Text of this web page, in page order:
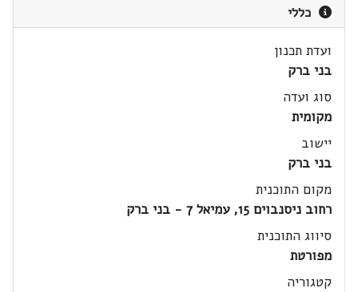
כללי
ועדת תכנון
בני ברק
סוג ועדה
מקומית
יישוב
בני ברק
מקום התוכנית
רחוב ניסנבוים 15, עמיאל 7 - בני ברק
סיווג התוכנית
מפורטת
קטגוריה